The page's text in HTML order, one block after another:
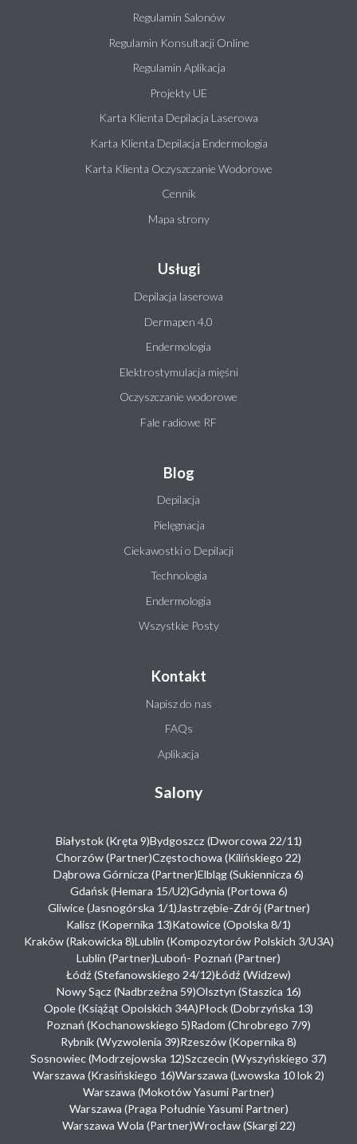
Regulamin Salonów
Regulamin Konsultacji Online
Regulamin Aplikacja
Projekty UE
Karta Klienta Depilacja Laserowa
Karta Klienta Depilacja Endermologia
Karta Klienta Oczyszczanie Wodorowe
Cennik
Mapa strony
Usługi
Depilacja laserowa
Dermapen 4.0
Endermologia
Elektrostymulacja mięśni
Oczyszczanie wodorowe
Fale radiowe RF
Blog
Depilacja
Pielęgnacja
Ciekawostki o Depilacji
Technologia
Endermologia
Wszystkie Posty
Kontakt
Napisz do nas
FAQs
Aplikacja
Salony
Białystok (Kręta 9)Bydgoszcz (Dworcowa 22/11)
Chorzów (Partner)Częstochowa (Kilińskiego 22)
Dąbrowa Górnicza (Partner)Elbląg (Sukiennicza 6)
Gdańsk (Hemara 15/U2)Gdynia (Portowa 6)
Gliwice (Jasnogórska 1/1)Jastrzębie-Zdrój (Partner)
Kalisz (Kopernika 13)Katowice (Opolska 8/1)
Kraków (Rakowicka 8)Lublin (Kompozytorów Polskich 3/U3A)
Lublin (Partner)Luboń- Poznań (Partner)
Łódź (Stefanowskiego 24/12)Łódź (Widzew)
Nowy Sącz (Nadbrzeżna 59)Olsztyn (Staszica 16)
Opole (Książąt Opolskich 34A)Płock (Dobrzyńska 13)
Poznań (Kochanowskiego 5)Radom (Chrobrego 7/9)
Rybnik (Wyzwolenia 39)Rzeszów (Kopernika 8)
Sosnowiec (Modrzejowska 12)Szczecin (Wyszyńskiego 37)
Warszawa (Krasińskiego 16)Warszawa (Lwowska 10 lok 2)
Warszawa (Mokotów Yasumi Partner)
Warszawa (Praga Południe Yasumi Partner)
Warszawa Wola (Partner)Wrocław (Skargi 22)